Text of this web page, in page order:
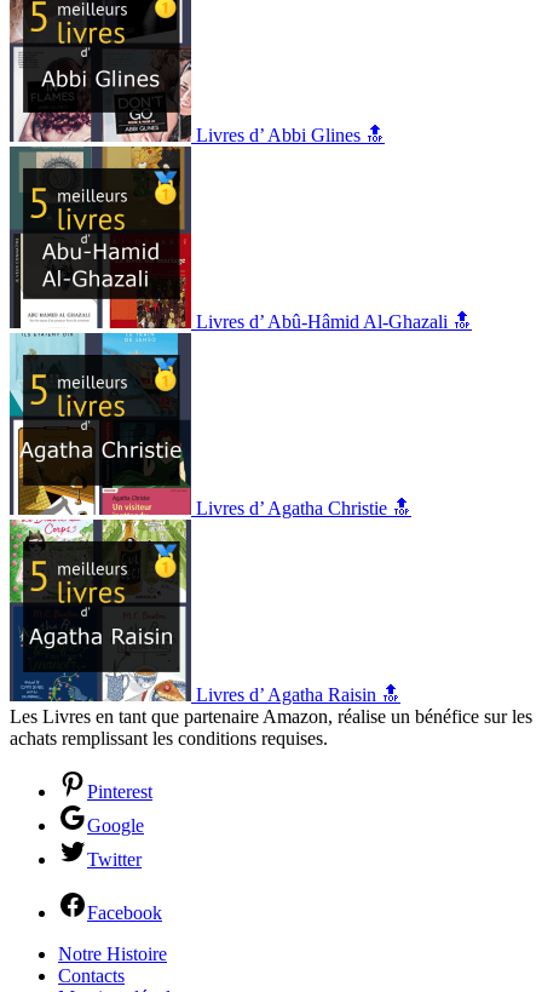
Livres d’ Abbi Glines 🔝
Livres d’ Abû-Hâmid Al-Ghazali 🔝
Livres d’ Agatha Christie 🔝
Livres d’ Agatha Raisin 🔝
Les Livres en tant que partenaire Amazon, réalise un bénéfice sur les
achats remplissant les conditions requises.
Pinterest
Google
Twitter
Facebook
Notre Histoire
Contacts